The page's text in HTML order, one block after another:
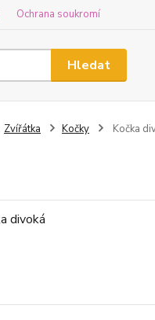
Ochrana soukromí
Hledat
Zvířátka Kočky Kočka